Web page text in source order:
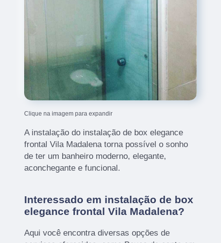
Clique na imagem para expandir
A instalação do instalação de box elegance
frontal Vila Madalena torna possível o sonho
de ter um banheiro moderno, elegante,
aconchegante e funcional.
Interessado em instalação de box
elegance frontal Vila Madalena?
Aqui você encontra diversas opções de